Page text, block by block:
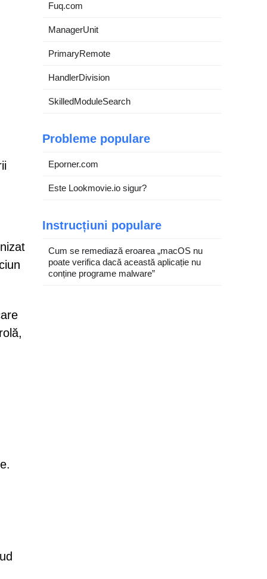
Fuq.com
ManagerUnit
PrimaryRemote
HandlerDivision
SkilledModuleSearch
Probleme populare
Eporner.com
Este Lookmovie.io sigur?
Instrucțiuni populare
Cum se remediază eroarea „macOS nu
poate verifica dacă această aplicație nu
conține programe malware”